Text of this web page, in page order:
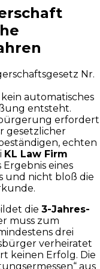
Nr.
kein automatisches
entsteht.
erfordert
gesetzlicher
echten
KL Law Firm
Ergebnis eines
und nicht bloß die
die 3-Jahres-
muss zum
drei
verheiratet
keinen Erfolg. Die
aus